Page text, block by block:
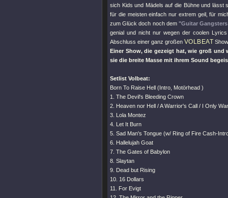
sich Kids und Mädels auf die Bühne und lässt
für die meisten einfach nur extrem geil, für
zum Glück doch noch dem"Guitar
genial und nicht nur wegen der coolen
Abschluss einer ganz großen VOLBEAT
Einer Show, die gezeigt hat, wie groß und
sie die breite Masse mit ihrem Sound
Setlist Volbeat:
Born To Raise Hell (Intro, Motörhead )
1. The Devil's Bleeding Crown
2. Heaven nor Hell / A Warrior's Call / I Only
3. Lola Montez
4. Let It Burn
5. Sad Man's Tongue (w/ Ring of Fire Cash-
6. Hallelujah Goat
7. The Gates of Babylon
8. Slaytan
9. Dead but Rising
10. 16 Dollars
11. For Evigt